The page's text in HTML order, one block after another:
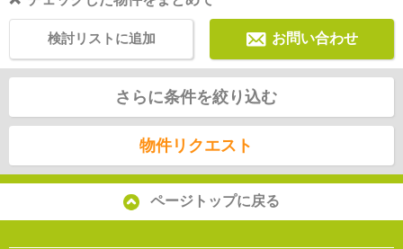
お問い合わせ
検討リストに追加
さらに条件を絞り込む
物件リクエスト
ページトップに戻る